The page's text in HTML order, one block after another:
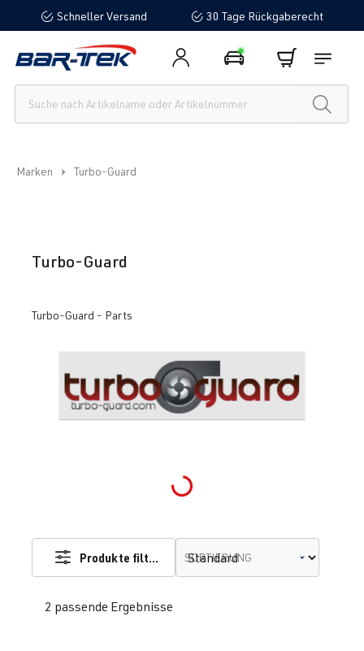
springenSchneller Versand 30 Tage Rückgaberecht
Marken Turbo-Guard
Turbo-Guard
Turbo-Guard - Parts
Loading...
2 passende Ergebnisse
Produkte filtern SORTIERUNG